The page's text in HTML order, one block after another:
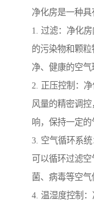
净化房是一种具
1. 过滤：净化
的污染物和颗
净、健康的空气
2. 正压控制：
风量的精密调
响，保持一定的
3. 空气循环系统
可以循环过滤
菌、病毒等空气
4. 温湿度控制